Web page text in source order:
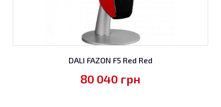
DALI FAZON F5 Red Red
80 040 грн